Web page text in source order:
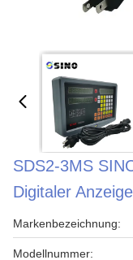
SDS2-3MS
Digitaler
Markenbezeichnung:
Modellnummer: